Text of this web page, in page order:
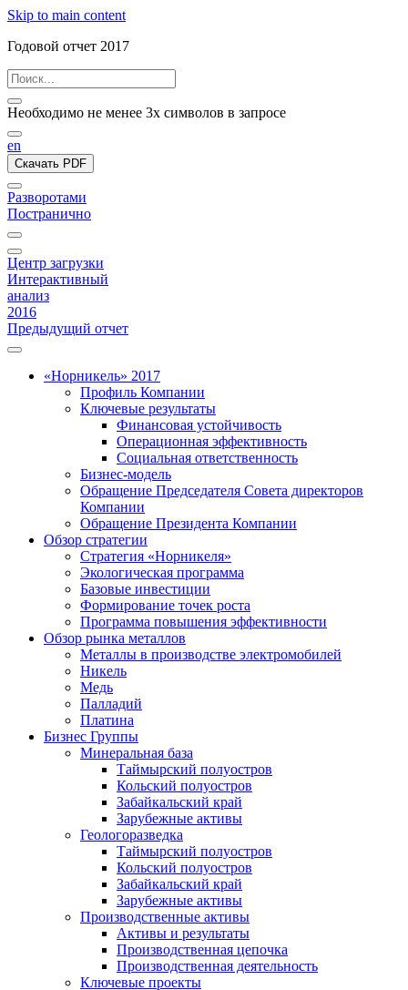
Skip to main content
Годовой отчет 2017
Необходимо не менее 3х символов в запросе
en
Скачать PDF
Разворотами
Постранично
Центр загрузки
Интерактивный
анализ
2016
Предыдущий отчет
«Норникель» 2017
Профиль Компании
Ключевые результаты
Финансовая устойчивость
Операционная эффективность
Социальная ответственность
Бизнес-модель
Обращение Председателя Совета директоров
Компании
Обращение Президента Компании
Обзор стратегии
Стратегия «Норникеля»
Экологическая программа
Базовые инвестиции
Формирование точек роста
Программа повышения эффективности
Обзор рынка металлов
Металлы в производстве электромобилей
Никель
Медь
Палладий
Платина
Бизнес Группы
Минеральная база
Таймырский полуостров
Кольский полуостров
Забайкальский край
Зарубежные активы
Геологоразведка
Таймырский полуостров
Кольский полуостров
Забайкальский край
Зарубежные активы
Производственные активы
Активы и результаты
Производственная цепочка
Производственная деятельность
Ключевые проекты